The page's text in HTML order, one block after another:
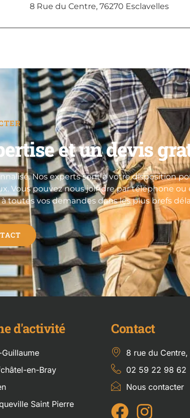
8 Rue du Centre, 76270 Esclavelles
et un devis
Nos experts sont à votre disposition
Vous pouvez nous joindre par téléphone
toutes vos demandes dans les plus brefs
d'activité
en-Bray
Saint Pierre
Contact
8 rue du
02 59 22 98 62
Nous contacter